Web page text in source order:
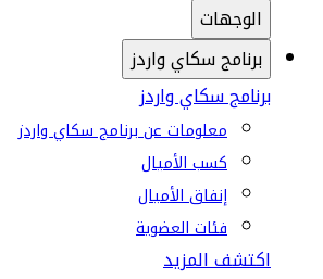
الوجهات
برنامج سكاي واردز
برنامج سكاي واردز
معلومات عن برنامج سكاي واردز
كسب الأميال
إنفاق الأميال
فئات العضوية
اكتشف المزيد